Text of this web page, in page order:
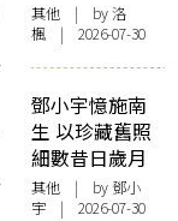
其他 | by洛
楓 | 2026-07-30
鄧小宇憶施南
生 以珍藏舊照
細數昔日歲月
其他 | by 鄧小
宇 | 2026-07-30